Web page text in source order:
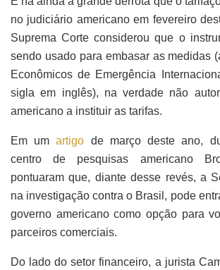
no judiciário americano em fevereiro
Suprema Corte considerou que o
sendo usado para embasar as medidas
Econômicos de Emergência
sigla em inglês), na verdade não
americano a instituir as tarifas.
Em umartigo de março deste ano,
centro de pesquisas americano
pontuaram que, diante desse revés, a
na investigação contra o Brasil, pode
governo americano como opção para
parceiros comerciais.
Do lado do setor financeiro, a jurista